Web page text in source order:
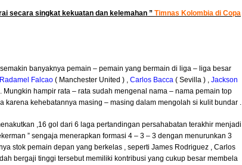
secara singkat kekuatan dan kelemahan ” Timnas Kolombia di Copa
banyaknya pemain – pemain yang bermain di liga – liga besar
Radamel Falcao ( Manchester United ) , Carlos Bacca ( Sevilla ) , Jackson
Mungkin hampir rata – rata sudah mengenal nama – nama pemain top
karena kehebatannya masing – masing dalam mengolah si kulit bundar .
,16 gol dari 6 laga pertandingan persahabatan terakhir menjadi
” sengaja menerapkan formasi 4 – 3 – 3 dengan menurunkan 3
stok pemain depan yang berkelas , seperti James Rodriguez , Carlos
bergaji tinggi tersebut memiliki kontribusi yang cukup besar membela